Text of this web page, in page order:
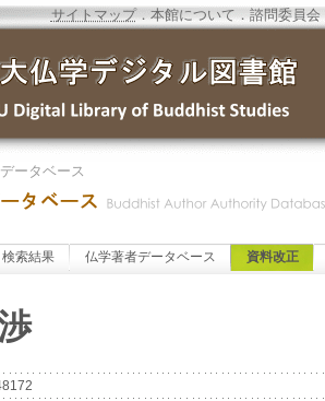
サイトマップ．本館について．諮問委員会
ータベース
検索結果 仏学著者データベース 資料改正